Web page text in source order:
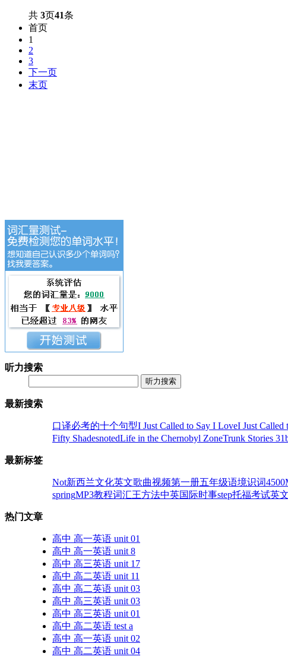
共 3页41条
首页
1
2
3
下一页
末页
听力搜索
听力搜索
最新搜索
口译必考的十个句型I Just Called to Say I LoveI Just Called
Fifty ShadesnotedLife in the Chernobyl ZoneTrunk Stories 31
最新标签
Not新西兰文化英文歌曲视频第一册五年级语境识词
springMP3教程词汇王方法中英国际时事step托福考试英
热门文章
高中 高一英语 unit 01
高中 高一英语 unit 8
高中 高三英语 unit 17
高中 高二英语 unit 11
高中 高二英语 unit 03
高中 高三英语 unit 03
高中 高三英语 unit 01
高中 高二英语 test a
高中 高一英语 unit 02
高中 高二英语 unit 04